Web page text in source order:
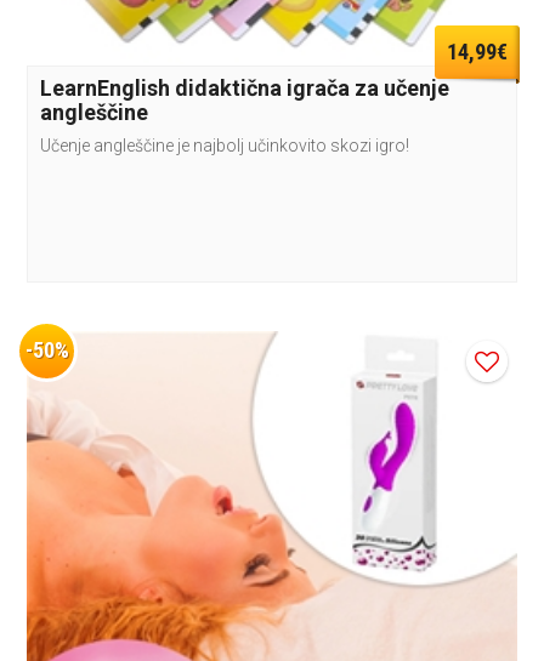
14,99€
LearnEnglish didaktična igrača za učenje
angleščine
Učenje angleščine je najbolj učinkovito skozi igro!
-50%